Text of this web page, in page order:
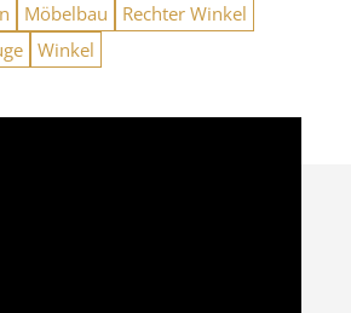
Möbelbau
Rechter Winkel
Winkel